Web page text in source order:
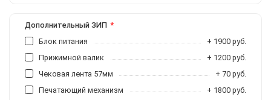
Дополнительный ЗИП
Блок питания
+ 1900 руб.
Прижимной валик
+ 1200 руб.
Чековая лента 57мм
+ 70 руб.
Печатающий механизм
+ 1800 руб.